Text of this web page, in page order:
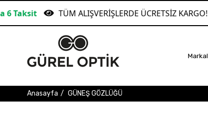
TÜM ALIŞVERİŞLERDE ÜCRETSİZ KARGO!
Anasayfa GÜNEŞ GÖZLÜĞÜ